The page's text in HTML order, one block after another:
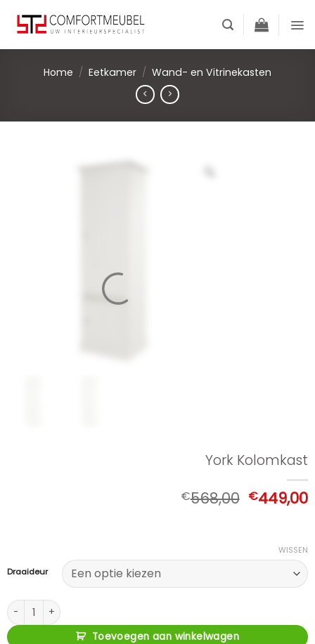
content
Home / Eetkamer / Wand- en Vitrinekasten
York Kolomkast
€568,00
€568,00.
€449,00
Draaideur
WISSEN
York Kolomkast aantal
Toevoegen aan winkelwagen